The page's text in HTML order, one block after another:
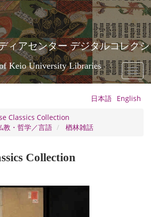
ィアセンター デジタルコレクシ
Keio University Libraries
Toggle
日本語 English
Classics Collection
教・哲学／言語
楢林雑話
Collection